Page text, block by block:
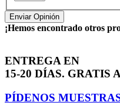
Enviar Opinión
¡Hemos encontrado otros
ENTREGA EN
15-20 DÍAS. GRATIS
PÍDENOS